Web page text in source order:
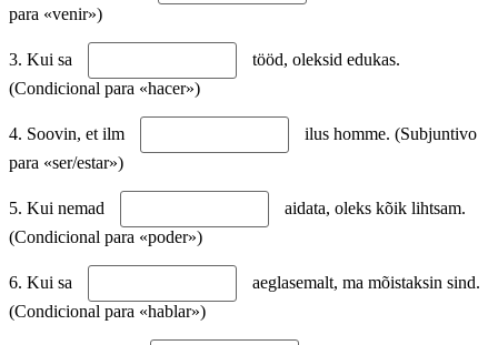
para «venir»)
3. Kui sa
tööd, oleksid edukas.
(Condicional para «hacer»)
4. Soovin, et ilm
ilus homme. (Subjuntivo
para «ser/estar»)
5. Kui nemad
aidata, oleks kõik lihtsam.
(Condicional para «poder»)
6. Kui sa
aeglasemalt, ma mõistaksin sind.
(Condicional para «hablar»)